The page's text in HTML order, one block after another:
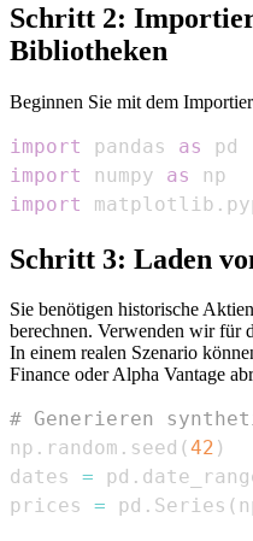
Schritt 2:
Bibliotheken
Beginnen Sie mit dem
import pandas as
import
numpy as
import
matplotlib .
Schritt 3: Laden
Sie benötigen historische
berechnen. Verwenden wir für
In einem realen Szenario
Finance oder Alpha Vantage
# Generieren
np . random . seed (42 )
dates = pd .
prices = pd . Series (